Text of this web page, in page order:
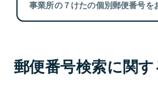
事業所の７けたの個別郵便番号を
郵便番号検索に関